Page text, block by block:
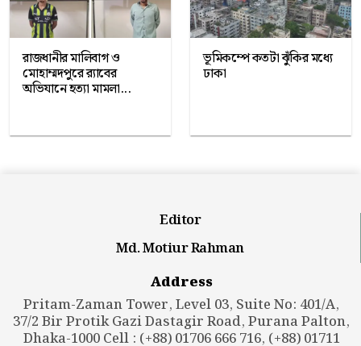
রাজধানীর মালিবাগ ও
মোহাম্মদপুরে র‍্যাবের
অভিযানে হত্যা মামলা...
ভূমিকম্পে কতটা ঝুঁকির মধ্যে
ঢাকা
Editor
Md. Motiur Rahman
Address
Pritam-Zaman Tower, Level 03, Suite No: 401/A,
37/2 Bir Protik Gazi Dastagir Road, Purana Palton,
Dhaka-1000 Cell : (+88) 01706 666 716, (+88) 01711